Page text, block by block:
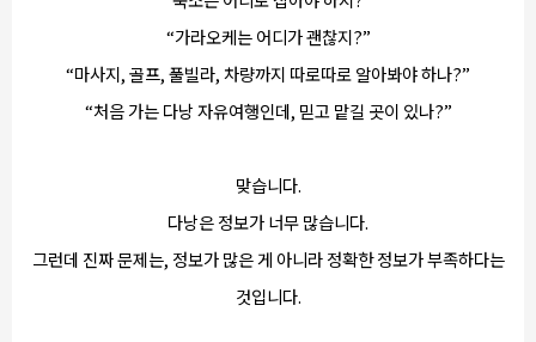
“가라오케는 어디가 괜찮지?”
“마사지, 골프, 풀빌라, 차량까지 따로따로 알아봐야 하나?”
“처음 가는 다낭 자유여행인데, 믿고 맡길 곳이 있나?”
맞습니다.
다낭은 정보가 너무 많습니다.
그런데 진짜 문제는, 정보가 많은 게 아니라 정확한 정보가 부족하다는
것입니다.